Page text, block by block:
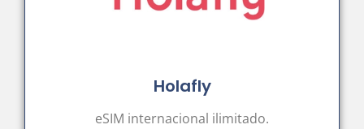
Holafly
eSIM internacional ilimitado.